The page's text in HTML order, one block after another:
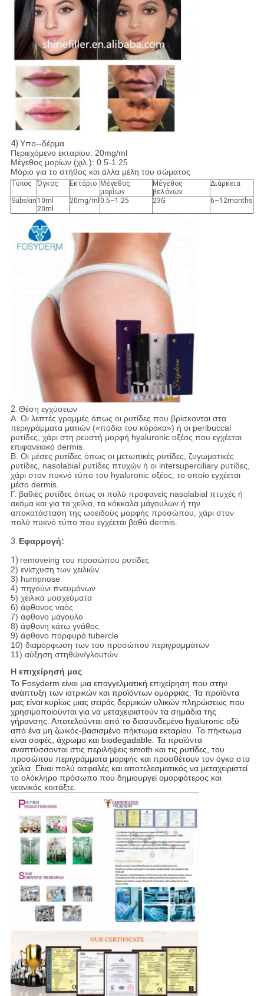
4) Υπο--δέρμα
Περιεχόμενο εκταρίου: 20mg/ml
Μέγεθος μορίων (χιλ.): 0.5-1.25
Μόριο για το στήθος και άλλα μέλη του σώματος
Τύπος Όγκος Εκτάριο Μέγεθος
μορίων
Μέγεθος
βελόνων
Διάρκεια
Subskin 10ml
20ml
20mg/ml 0.5~1.25 23G 6~12months
2. Θέση εγχύσεων
Α. Οι λεπτές γραμμές όπως οι ρυτίδες που βρίσκονται στα
περιγράμματα ματιών («πόδια του κόρακα») ή οι peribuccal
ρυτίδες, χάρι στη ρευστή μορφή hyaluronic οξέος που εγχέεται
επιφανειακό dermis.
Β. Οι μέσες ρυτίδες όπως οι μετωπικές ρυτίδες, ζυγωματικές
ρυτίδες, nasolabial ρυτίδες πτυχών ή οι intersuperciliary ρυτίδες,
χάρι στον πυκνό τύπο του hyaluronic οξέος, το οποίο εγχέεται
μέσο dermis.
Γ. βαθιές ρυτίδες όπως οι πολύ προφανείς nasolabial πτυχές ή
ακόμα και για τα χείλια, τα κόκκαλα μάγουλων ή την
αποκατάσταση της ωοειδούς μορφής προσώπου, χάρι στον
πολύ πυκνό τύπο που εγχέεται βαθύ dermis.
3. Εφαρμογή:
1) removeing του προσώπου ρυτίδες
2) ενίσχυση των χειλιών
3) humpnose
4) πηγούνι πνευμόνων
5) χειλικά μοσχεύματα
6) άφθονος ναός
7) άφθονο μάγουλο
8) άφθονη κάτω γνάθος
9) άφθονο πορφυρό tubercle
10) διαμόρφωση των του προσώπου περιγραμμάτων
11) αύξηση στηθών/γλουτών
Η επιχείρησή μας
Το Fosyderm είναι μια επαγγελματική επιχείρηση που στην
ανάπτυξη των ιατρικών και προϊόντων ομορφιάς. Τα προϊόντα
μας είναι κυρίως μιας σειράς δερμικών υλικών πληρώσεως που
χρησιμοποιούνται για να μεταχειριστούν τα σημάδια της
γήρανσης. Αποτελούνται από το διασυνδεμένο hyaluronic οξύ
από ένα μη ζωικός-βασισμένο πήκτωμα εκταρίου. Το πήκτωμα
είναι σαφές, άχρωμο και biodegadable. Τα προϊόντα
αναπτύσσονται στις περιλήψεις smoth και τις ρυτίδες, του
προσώπου περιγράμματα μορφής και προσθέτουν τον όγκο στα
χείλια. Είναι πολύ ασφαλές και αποτελεσματικός να μεταχειριστεί
το ολόκληρο πρόσωπο που δημιουργεί ομορφότερος και
νεανικός κοιτάξτε.